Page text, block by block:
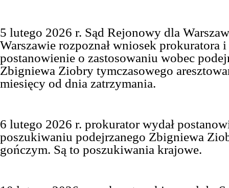
5 lutego 2026 r. Sąd Rejonowy dla
Warszawie rozpoznał wniosek prokuratora i
postanowienie o zastosowaniu wobec
Zbigniewa Ziobry tymczasowego
miesięcy od dnia zatrzymania.
6 lutego 2026 r. prokurator wydał
poszukiwaniu podejrzanego Zbigniewa
gończym. Są to poszukiwania krajowe.